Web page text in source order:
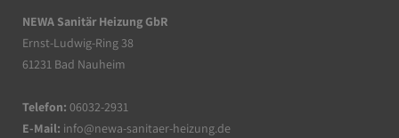
NEWA Sanitär Heizung GbR
Ernst-Ludwig-Ring 38
61231 Bad Nauheim
Telefon: 06032-2931
E-Mail: info@newa-sanitaer-heizung.de